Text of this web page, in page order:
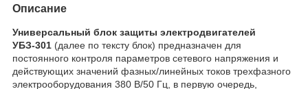
Описание
Универсальный блок защиты электродвигателей
УБЗ-301 (далее по тексту блок) предназначен для
постоянного контроля параметров сетевого напряжения и
действующих значений фазных/линейных токов трехфазного
электрооборудования 380 В/50 Гц, в первую очередь,